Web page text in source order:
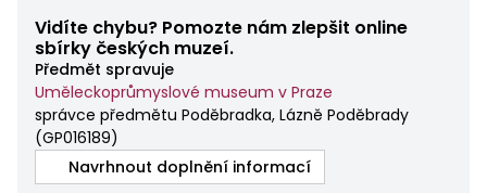
Vidíte chybu? Pomozte nám zlepšit online
sbírky českých muzeí.
Předmět spravuje
Uměleckoprůmyslové museum v Praze
správce předmětu Poděbradka, Lázně Poděbrady
(GP016189)
Navrhnout doplnění informací